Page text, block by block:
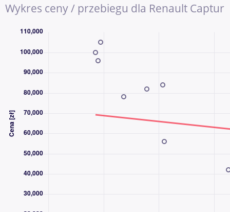
AAA AUTO to jedna z największych i najbardziej
sprzedawać samochody, a z naszych usług skorzystały już
Kupując samochód w AAA AUTO, wybierasz sprawdzoną
wybór aut dostępnych od ręki. Każdy pojazd przechodzi
informacje o samochodzie, możliwościach finansowania oraz
CO ZYSKUJESZ, KUPUJĄC W AAA AUTO?
✔ Duża i stabilna firma z ponad 30-letnim doświadczeniem
✔ Szeroki wybór samochodów różnych marek, segmentów i
✔ Dożywotnia gwarancja legalnego pochodzenia pojazdu
Wykres ceny / przebiegu dla Renault Captur